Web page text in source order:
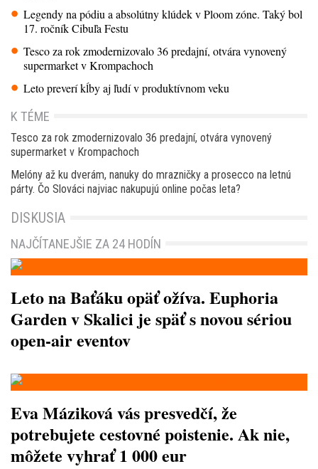
Legendy na pódiu a absolútny klúdek v Ploom zóne. Taký bol
17. ročník Cibuľa Festu
Tesco za rok zmodernizovalo 36 predajní, otvára vynovený
supermarket v Krompachoch
Leto preverí kĺby aj ľudí v produktívnom veku
K TÉME
Tesco za rok zmodernizovalo 36 predajní, otvára vynovený
supermarket v Krompachoch
Melóny až ku dverám, nanuky do mrazničky a prosecco na letnú
párty. Čo Slováci najviac nakupujú online počas leta?
DISKUSIA
NAJČÍTANEJŠIE ZA 24 HODÍN
Leto na Baťáku opäť ožíva. Euphoria
Garden v Skalici je späť s novou sériou
open-air eventov
Eva Máziková vás presvedčí, že
potrebujete cestovné poistenie. Ak nie,
môžete vyhrať 1 000 eur